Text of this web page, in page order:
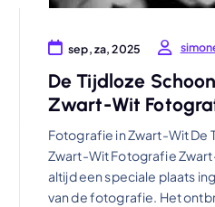
sep, za, 2025
De Tijdloze
Zwart-Wit
Fotografie in Zwart-Wit De
Zwart-Wit Fotografie
altijd een speciale plaats
van de fotografie. Het